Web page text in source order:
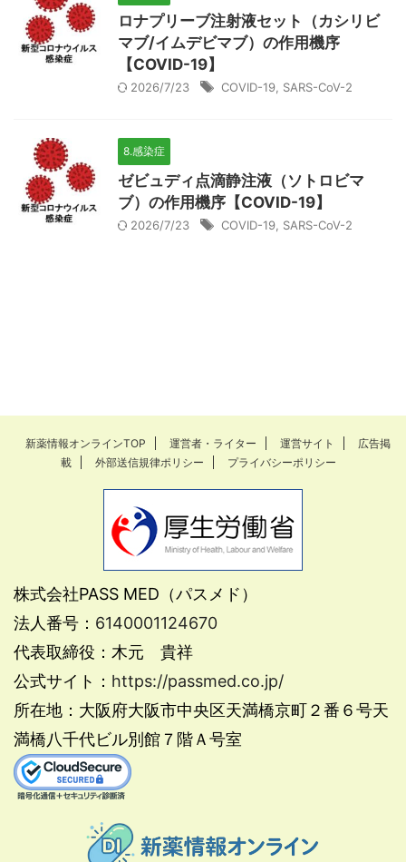
ロナプリーブ注射液セット（カシリビ
マブ/イムデビマブ）の作用機序
【COVID-19】
2026/7/23 COVID-19 SARS-CoV-2
8.感染症
ゼビュディ点滴静注液（ソトロビマ
ブ）の作用機序【COVID-19】
2026/7/23 COVID-19 SARS-CoV-2
新薬情報オンラインTOP 運営者・ライター 運営サイト
広告掲
載
外部送信規律ポリシー プライバシーポリシー
株式会社PASS MED（パスメド）
法人番号： 6140001124670
代表取締役：木元 貴祥
公式サイト： https://passmed.co.jp/
所在地：大阪府大阪市中央区天満橋京町２番６号天
満橋八千代ビル別館７階Ａ号室